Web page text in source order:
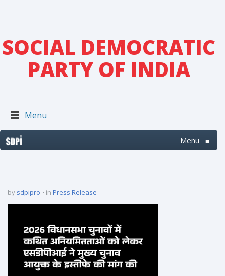
SOCIAL DEMOCRATIC
PARTY OF INDIA
Menu
Menu ≡
by sdpipro in Press Release